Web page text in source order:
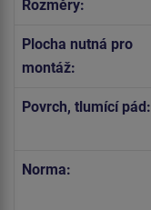
Rozměry:
Plocha nutná pro
montáž:
Povrch, tlumící pád:
Norma: